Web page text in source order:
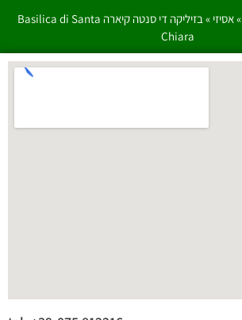
»אסיזי »
בזיליקה די סנטה קיארה Basilica di Santa
Chiara